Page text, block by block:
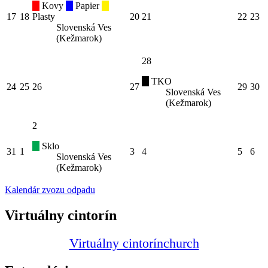
17 18
Kovy
Papier
Plasty
Slovenská Ves
(Kežmarok)
20 21 22 23
24 25 26 27
28
TKO
Slovenská Ves
(Kežmarok)
29 30
31 1
2
Sklo
Slovenská Ves
(Kežmarok)
3 4 5 6
Kalendár zvozu odpadu
Virtuálny cintorín
Virtuálny cintorínchurch